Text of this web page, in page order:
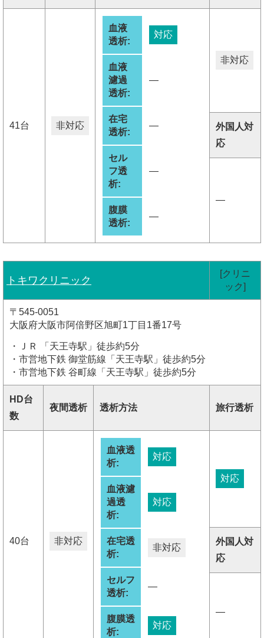
41台 非対応
血液
透析:
対応
血液
濾過
透析:
―
在宅
透析:
―
セル
フ透
析:
―
腹膜
透析:
―
非対応
外国人対
応
―
トキワクリニック
[クリニ
ック]
〒545-0051
大阪府大阪市阿倍野区旭町1丁目1番17号
・ＪＲ 「天王寺駅」徒歩約5分
・市営地下鉄 御堂筋線「天王寺駅」徒歩約5分
・市営地下鉄 谷町線「天王寺駅」徒歩約5分
HD台
数
夜間透析 透析方法 旅行透析
40台 非対応
血液透
析:
対応
血液濾
過透
析:
対応
在宅透
析:
非対応
セルフ
透析:
―
腹膜透
析:
対応
対応
外国人対
応
―